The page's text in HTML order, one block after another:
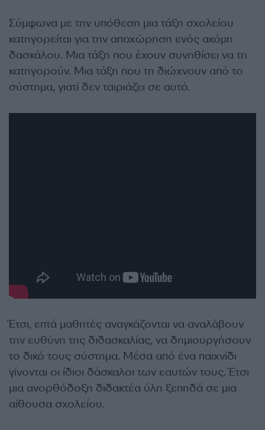
Σύμφωνα με την υπόθεση μια τάξη σχολείου
κατηγορείται για την αποχώρηση ενός ακόμη
δασκάλου. Μια τάξη που έχουν συνηθίσει να τη
κατηγορούν. Μια τάξη που τη διώχνουν από το
σύστημα, γιατί δεν ταιριάζει σε αυτό.
Έτσι, επτά μαθητές αναγκάζονται να αναλάβουν
την ευθύνη της διδασκαλίας, να δημιουργήσουν
το δικό τους σύστημα. Μέσα από ένα παιχνίδι
γίνονται οι ίδιοι δάσκαλοι των εαυτών τους. Έτσι
μια ανορθόδοξη διδακτέα ύλη ξεπηδά σε μια
αίθουσα σχολείου.